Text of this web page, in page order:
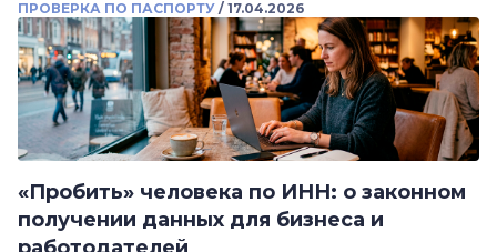
ПРОВЕРКА ПО ПАСПОРТУ / 17.04.2026
«Пробить» человека по ИНН: о законном
получении данных для бизнеса и